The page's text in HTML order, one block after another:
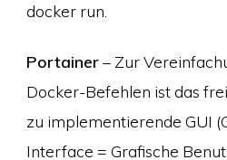
docker run.
Portainer– Zur
Docker-Befehlen ist das
zu implementierende GUI
Interface = Grafische